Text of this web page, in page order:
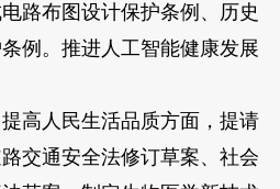
路布图设计保护条例、历史
例。推进人工智能健康发展
人民生活品质方面，提请
交通安全法修订草案、社会